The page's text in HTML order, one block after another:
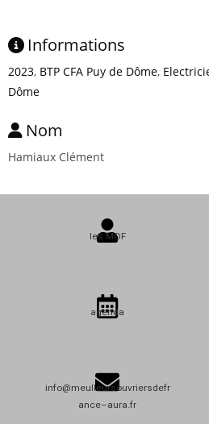
Informations
2023, BTP CFA Puy de Dôme,
Dôme
Nom
Hamiaux Clément
les MOF
agenda
info@meulleursouvriersdefr
ance–aura.fr